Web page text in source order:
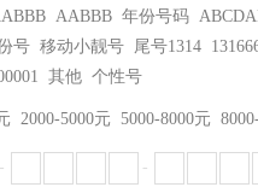
AABBB 年份号码
号 移动小靓号 尾号1314
其他 个性号
2000-5000元 5000-8000元
- -